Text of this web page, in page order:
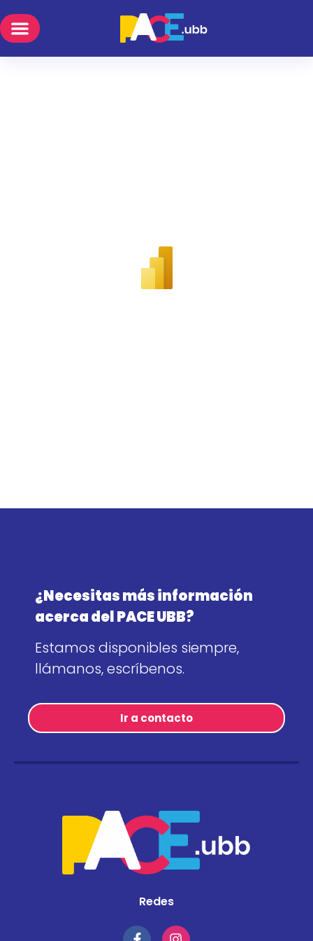
¿Necesitas más información
acerca del PACE UBB?
Estamos disponibles siempre,
llámanos, escríbenos.
Ir a contacto
Redes